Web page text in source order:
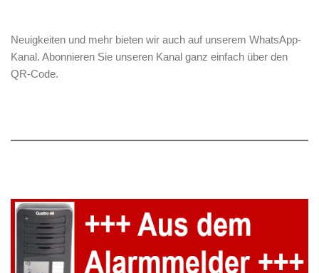
Neuigkeiten und mehr bieten wir auch auf unserem WhatsApp-
Kanal. Abonnieren Sie unseren Kanal ganz einfach über den
QR-Code.